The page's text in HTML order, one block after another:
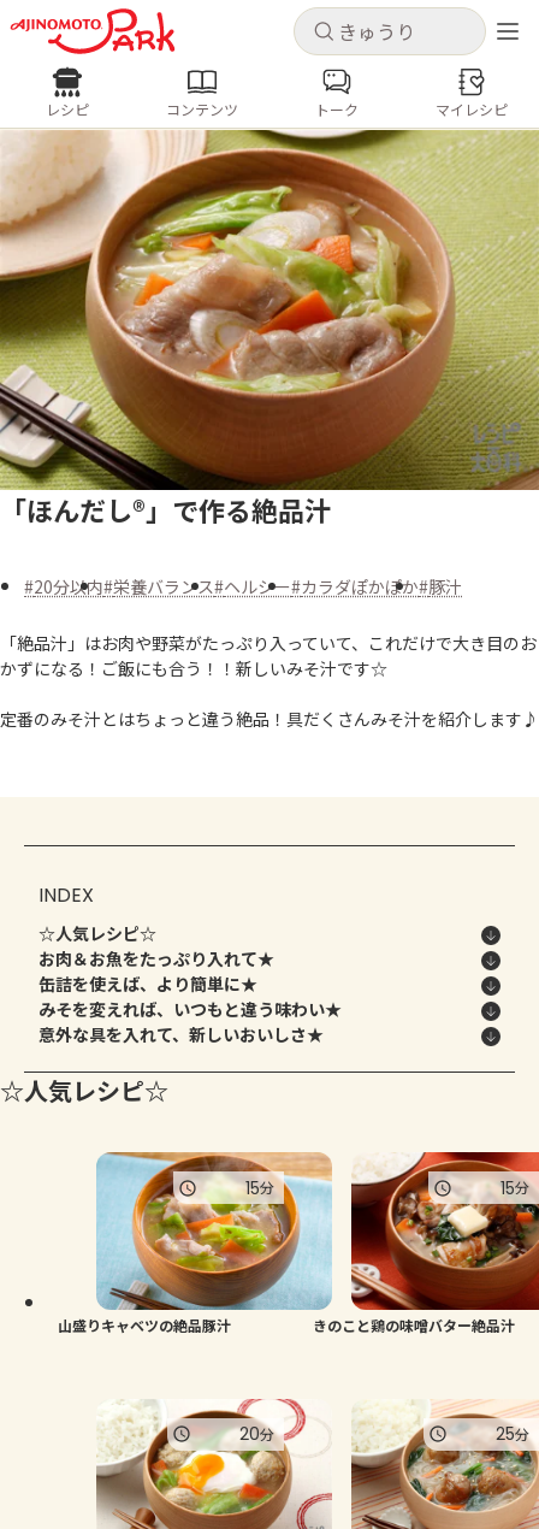
キャンセル
ログインするとレシピを保存できます
ログイン 新規登録
ホーム
コンテンツ
レシピ
トーク
AJINOMOTO PARK とは
キャンセル
レシピ コンテンツ
人気の食材・レシピ
きゅうり なす トマト
とうもろこし
ピーマン
みょうが ゴーヤ
レシピ コンテンツ トーク マイレシピ
「ほんだし®」で作る絶品汁
20分以内 栄養バランス ヘルシー カラダぽかぽか 豚汁
「絶品汁」はお肉や野菜がたっぷり入っていて、これだけで大き目のお
かずになる！ご飯にも合う！！新しいみそ汁です☆
定番のみそ汁とはちょっと違う絶品！具だくさんみそ汁を紹介します♪
INDEX
☆人気レシピ☆
お肉＆お魚をたっぷり入れて★
缶詰を使えば、より簡単に★
みそを変えれば、いつもと違う味わい★
意外な具を入れて、新しいおいしさ★
☆人気レシピ☆
山盛りキャベツの絶品豚汁
15分
きのこと鶏の味噌バター絶品汁
15分
20分 25分